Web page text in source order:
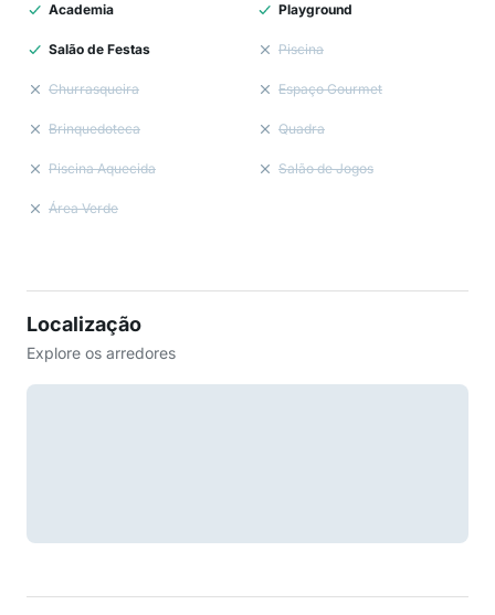
Academia Playground
Salão de Festas Piscina
Churrasqueira Espaço Gourmet
Brinquedoteca Quadra
Piscina Aquecida Salão de Jogos
Área Verde
Localização
Explore os arredores